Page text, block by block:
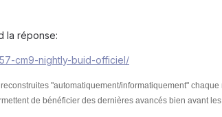
la réponse:
cm9-nightly-buid-officiel/
"automatiquement/informatiquement"
de bénéficier des dernières avancés bien avant